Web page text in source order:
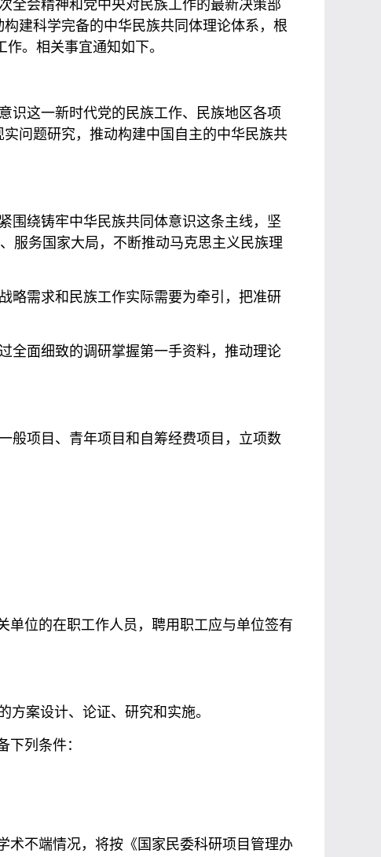
全会精神和党中央对民族工作的最新决策部
建科学完备的中华民族共同体理论体系，根
。相关事宜通知如下。
识这一新时代党的民族工作、民族地区各项
问题研究，推动构建中国自主的中华民族共
围绕铸牢中华民族共同体意识这条主线，坚
服务国家大局，不断推动马克思主义民族理
略需求和民族工作实际需要为牵引，把准研
全面细致的调研掌握第一手资料，推动理论
般项目、青年项目和自筹经费项目，立项数
单位的在职工作人员，聘用职工应与单位签有
案设计、论证、研究和实施。
列条件：
术不端情况，将按《国家民委科研项目管理办